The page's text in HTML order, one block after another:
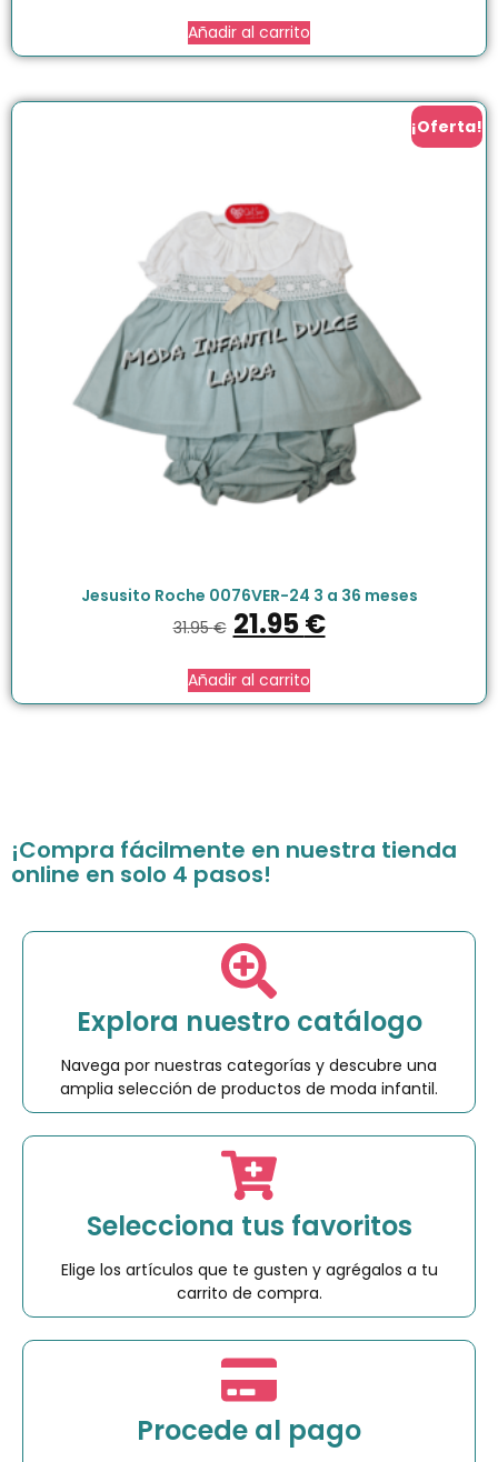
Añadir al carrito
¡Oferta!
Jesusito Roche 0076VER-24 3 a 36 meses
31.95€ 21.95€
Añadir al carrito
¡Compra fácilmente en nuestra tienda
online en solo 4 pasos!
Explora nuestro catálogo
Navega por nuestras categorías y descubre una
amplia selección de productos de moda infantil.
Selecciona tus favoritos
Elige los artículos que te gusten y agrégalos a tu
carrito de compra.
Procede al pago